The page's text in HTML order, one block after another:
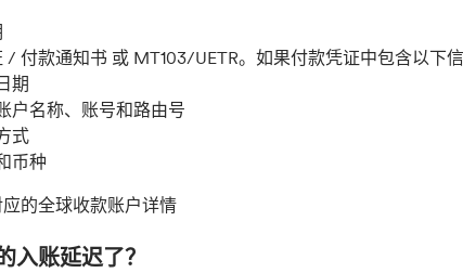
/ 付款通知书 或 MT103/UETR。如果付款凭证中包含以下
期
户名称、账号和路由号
式
币种
的全球收款账户详情
入账延迟了？